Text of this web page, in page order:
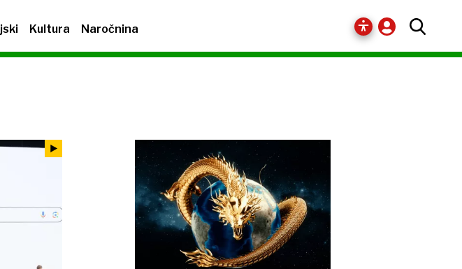
Kultura Naročnina